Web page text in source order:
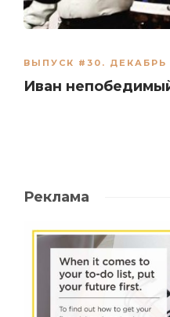
ВЫПУСК #30. ДЕКАБРЬ
Иван
Реклама